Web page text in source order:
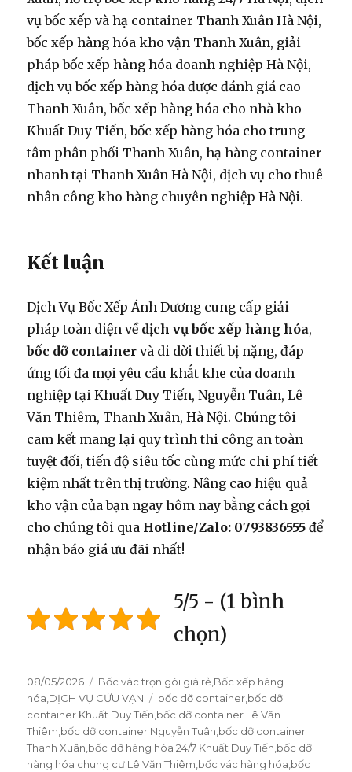
vụ bốc xếp và hạ container Thanh Xuân Hà Nội,
bốc xếp hàng hóa kho vận Thanh Xuân, giải
pháp bốc xếp hàng hóa doanh nghiệp Hà Nội,
dịch vụ bốc xếp hàng hóa được đánh giá cao
Thanh Xuân, bốc xếp hàng hóa cho nhà kho
Khuất Duy Tiến, bốc xếp hàng hóa cho trung
tâm phân phối Thanh Xuân, hạ hàng container
nhanh tại Thanh Xuân Hà Nội, dịch vụ cho thuê
nhân công kho hàng chuyên nghiệp Hà Nội.
Kết luận
Dịch Vụ Bốc Xếp Ánh Dương cung cấp giải
pháp toàn diện về dịch vụ bốc xếp hàng hóa,
bốc dỡ container và di dời thiết bị nặng, đáp
ứng tối đa mọi yêu cầu khắt khe của doanh
nghiệp tại Khuất Duy Tiến, Nguyễn Tuân, Lê
Văn Thiêm, Thanh Xuân, Hà Nội. Chúng tôi
cam kết mang lại quy trình thi công an toàn
tuyệt đối, tiến độ siêu tốc cùng mức chi phí tiết
kiệm nhất trên thị trường. Nâng cao hiệu quả
kho vận của bạn ngay hôm nay bằng cách gọi
cho chúng tôi qua Hotline/Zalo: 0793836555 để
nhận báo giá ưu đãi nhất!
5/5 - (1 bình
chọn)
Đăng
vào
ngày
08/05/2026
Danh
mục
Bốc vác trọn gói giá rẻ Bốc xếp hàng
hóa DỊCH VỤ CỬU VẠN Thẻ
bốc dỡ container bốc dỡ
container Khuất Duy Tiến bốc dỡ container Lê Văn
Thiêm bốc dỡ container Nguyễn Tuân bốc dỡ container
Thanh Xuân bốc dỡ hàng hóa 24/7 Khuất Duy Tiến bốc dỡ
hàng hóa chung cư Lê Văn Thiêm bốc vác hàng hóa bốc